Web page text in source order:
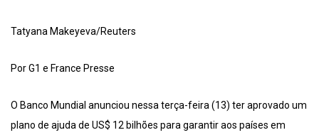
Tatyana Makeyeva/Reuters
Por G1 e France Presse
O Banco Mundial anunciou nessa terça-feira (13) ter aprovado um
plano de ajuda de US$ 12 bilhões para garantir aos países em